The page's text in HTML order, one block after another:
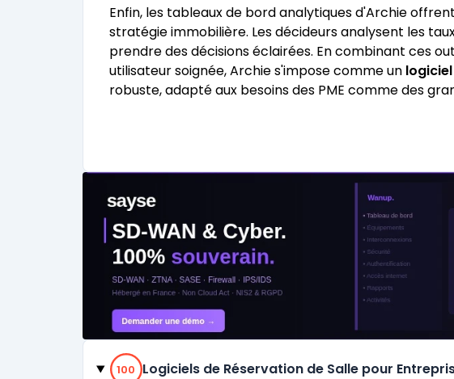
Enfin, les tableaux de bord analytiques d'Archie
stratégie immobilière. Les décideurs analysent les
prendre des décisions éclairées. En combinant ces
utilisateur soignée, Archie s'impose comme un
robuste, adapté aux besoins des PME comme des
Catégories
100% de compatibilité
100 Logiciels de Réservation de Salle pour